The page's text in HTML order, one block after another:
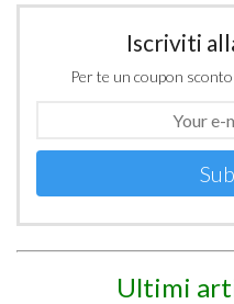
Iscriviti
Per te un coupon
Ultimi